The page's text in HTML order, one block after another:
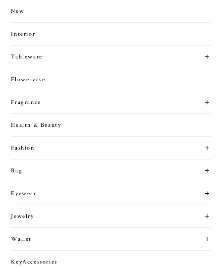
New
Interior
Tableware
Flowervase
Fragrance
Health & Beauty
Fashion
Bag
Eyewear
Jewelry
Wallet
KeyAccessories